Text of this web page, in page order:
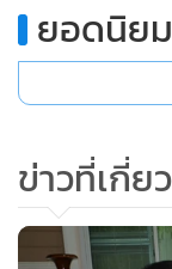
เปิดเผยว่าวันนี้ศา
ปรีชาเป็นโจทก์ยื่น
ทำการไกล่เกลี่ยแ
หมวดจรูญ จะต้อง
ยอดนิยม
ข่าวที่เกี่ย